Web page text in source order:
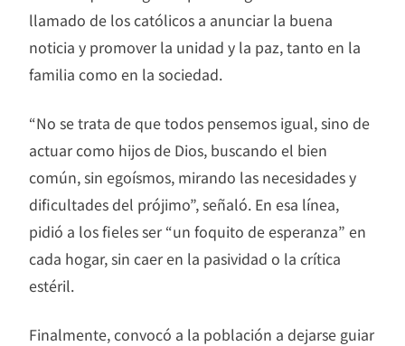
llamado de los católicos a anunciar la buena
noticia y promover la unidad y la paz, tanto en la
familia como en la sociedad.
“No se trata de que todos pensemos igual, sino de
actuar como hijos de Dios, buscando el bien
común, sin egoísmos, mirando las necesidades y
dificultades del prójimo”, señaló. En esa línea,
pidió a los fieles ser “un foquito de esperanza” en
cada hogar, sin caer en la pasividad o la crítica
estéril.
Finalmente, convocó a la población a dejarse guiar